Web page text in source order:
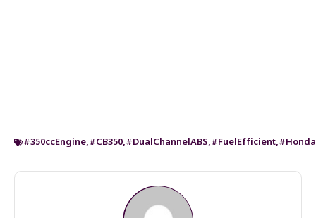
#350ccEngine,#CB350,#DualChannelABS,#FuelEfficient,